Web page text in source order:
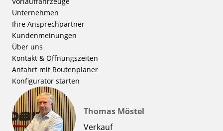
Unternehmen
Ihre Ansprechpartner
Kundenmeinungen
Über uns
Kontakt & Öffnungszeiten
Anfahrt mit Routenplaner
Konfigurator starten
Thomas Möstel
Verkauf